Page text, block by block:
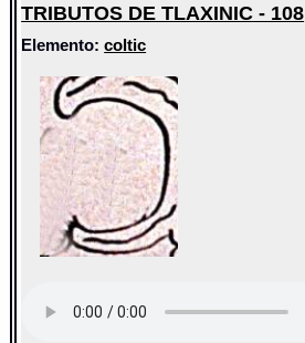
TRIBUTOS DE TLAXINIC - 108
Elemento:coltic